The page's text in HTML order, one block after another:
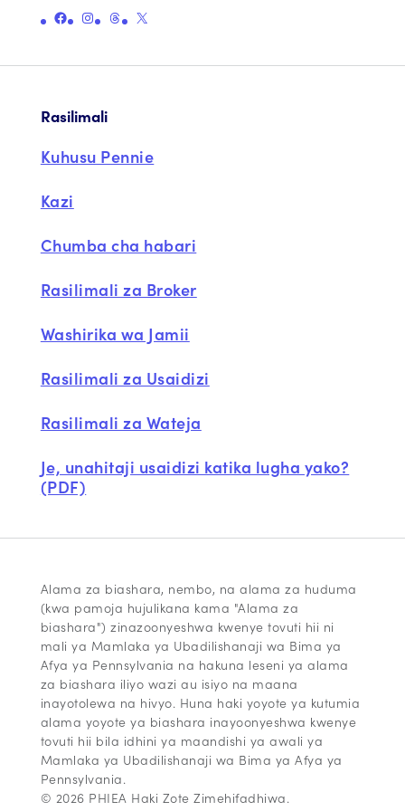
Unganisha kwenye ukurasa rasmi wa Facebook wa PennieUnganisha kwenye ukurasa rasmi wa Instagram wa PennieUnganisha kwenye ukurasa rasmi wa PennieUnganisha kwenye ukurasa rasmi wa Pennie X (zamani Twitter)
Rasilimali
Kuhusu Pennie
Kazi
Chumba cha habari
Rasilimali za Broker
Washirika wa Jamii
Rasilimali za Usaidizi
Rasilimali za Wateja
Je, unahitaji usaidizi katika lugha yako?
(PDF)
Alama za biashara, nembo, na alama za huduma
(kwa pamoja hujulikana kama "Alama za
biashara") zinazoonyeshwa kwenye tovuti hii ni
mali ya Mamlaka ya Ubadilishanaji wa Bima ya
Afya ya Pennsylvania na hakuna leseni ya alama
za biashara iliyo wazi au isiyo na maana
inayotolewa na hivyo. Huna haki yoyote ya kutumia
alama yoyote ya biashara inayoonyeshwa kwenye
tovuti hii bila idhini ya maandishi ya awali ya
Mamlaka ya Ubadilishanaji wa Bima ya Afya ya
Pennsylvania.
© 2026 PHIEA Haki Zote Zimehifadhiwa.